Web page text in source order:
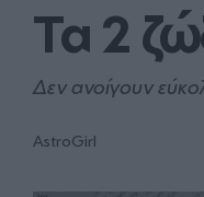
Τα 2
Δεν ανοίγουν
AstroGirl